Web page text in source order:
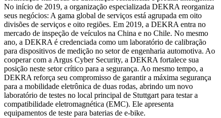
No início de 2019, a organização especializada DEKRA reorganiza
seus negócios: A gama global de serviços está agrupada em oito
divisões de serviços e oito regiões. Em 2019, a DEKRA entra no
mercado de inspeção de veículos na China e no Chile. No mesmo
ano, a DEKRA é credenciada como um laboratório de calibração
para dispositivos de medição no setor de engenharia automotiva. Ao
cooperar com a Argus Cyber Security, a DEKRA fortalece sua
posição neste setor crítico para a segurança. Ao mesmo tempo, a
DEKRA reforça seu compromisso de garantir a máxima segurança
para a mobilidade eletrônica de duas rodas, abrindo um novo
laboratório de testes no local principal de Stuttgart para testar a
compatibilidade eletromagnética (EMC). Ele apresenta
equipamentos de teste para baterias de e-bike.